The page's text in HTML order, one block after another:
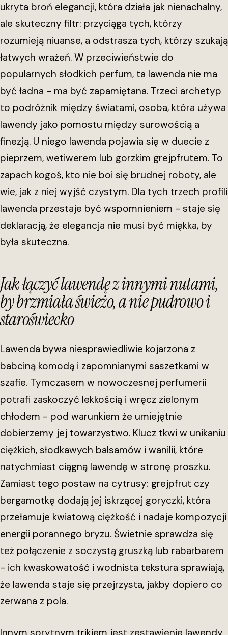
ukryta broń elegancji, która działa jak nienachalny,
ale skuteczny filtr: przyciąga tych, którzy
rozumieją niuanse, a odstrasza tych, którzy szukają
łatwych wrażeń. W przeciwieństwie do
popularnych słodkich perfum, ta lawenda nie ma
być ładna - ma być zapamiętana. Trzeci archetyp
to podróżnik między światami, osoba, która używa
lawendy jako pomostu między surowością a
finezją. U niego lawenda pojawia się w duecie z
pieprzem, wetiwerem lub gorzkim grejpfrutem. To
zapach kogoś, kto nie boi się brudnej roboty, ale
wie, jak z niej wyjść czystym. Dla tych trzech profili
lawenda przestaje być wspomnieniem - staje się
deklaracją, że elegancja nie musi być miękka, by
była skuteczna.
Jak łączyć lawendę z innymi nutami,
by brzmiała świeżo, a nie pudrowo i
staroświecko
Lawenda bywa niesprawiedliwie kojarzona z
babciną komodą i zapomnianymi saszetkami w
szafie. Tymczasem w nowoczesnej perfumerii
potrafi zaskoczyć lekkością i wręcz zielonym
chłodem - pod warunkiem że umiejętnie
dobierzemy jej towarzystwo. Klucz tkwi w unikaniu
ciężkich, słodkawych balsamów i wanilii, które
natychmiast ciągną lawendę w stronę proszku.
Zamiast tego postaw na cytrusy: grejpfrut czy
bergamotkę dodają jej iskrzącej goryczki, która
przełamuje kwiatową ciężkość i nadaje kompozycji
energii porannego bryzu. Świetnie sprawdza się
też połączenie z soczystą gruszką lub rabarbarem
- ich kwaskowatość i wodnista tekstura sprawiają,
że lawenda staje się przejrzysta, jakby dopiero co
zerwana z pola.